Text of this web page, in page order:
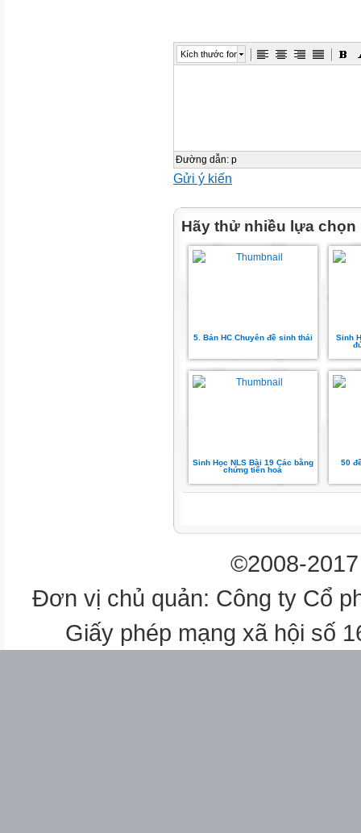
Kích thước font
Đường dẫn: p
Gửi ý kiến
Hãy thử nhiều lựa chọn
5. Bản HC Chuyên đề sinh thái
Sinh
Sinh Học NLS Bài 19 Các bằng
chứng tiến hoá
50
©2008-
Đơn vị chủ quản: Công ty Cổ
Giấy phép mạng xã hội số